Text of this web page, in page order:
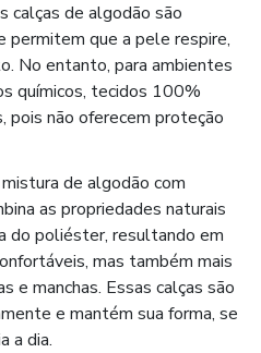
calças de algodão são
permitem que a pele respire,
No entanto, para ambientes
químicos, tecidos 100%
pois não oferecem proteção
de algodão com
as propriedades naturais
do poliéster, resultando em
mas também mais
e manchas. Essas calças são
e mantém sua forma, se
a dia.